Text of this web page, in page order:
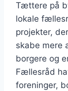
Tættere på
lokale
projekter,
skabe mere
borgere og
Fællesråd
foreninger,